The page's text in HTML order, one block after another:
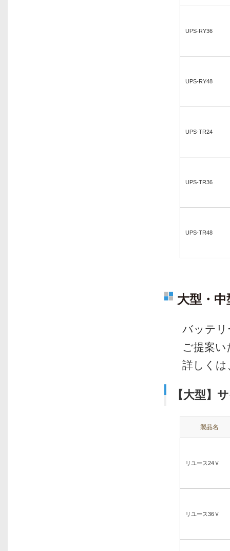
UPS-RY36
UPS-RY48
UPS-TR24
UPS-TR36
UPS-TR48
大型・
バッテリ
ご提案
詳しくは
【大型】
製品名
リユース24Ｖ
リユース36Ｖ